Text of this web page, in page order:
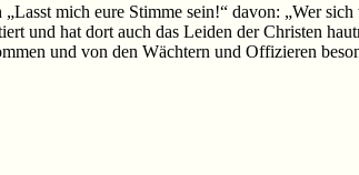
mich eure Stimme sein!“ davon: „Wer
und hat dort auch das Leiden der Christen
und von den Wächtern und Offizieren